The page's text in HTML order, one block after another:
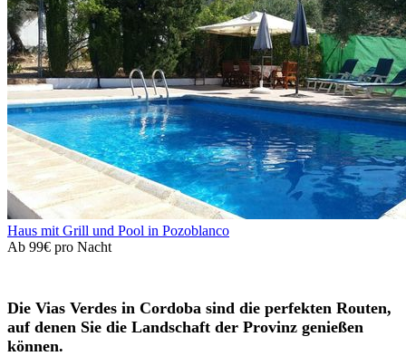
Haus mit Grill und Pool in Pozoblanco
Ab 99€ pro Nacht
Die Vias Verdes in Cordoba sind die perfekten Routen,
auf denen Sie die Landschaft der Provinz genießen
können.